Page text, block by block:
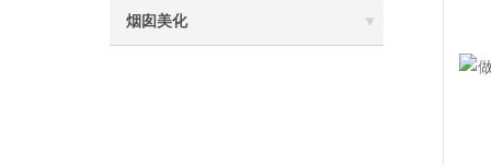
烟囱美化